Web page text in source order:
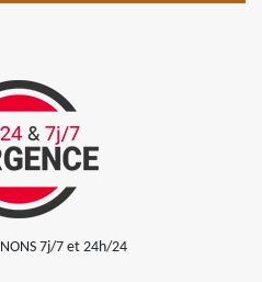
7j/7 et 24h/24